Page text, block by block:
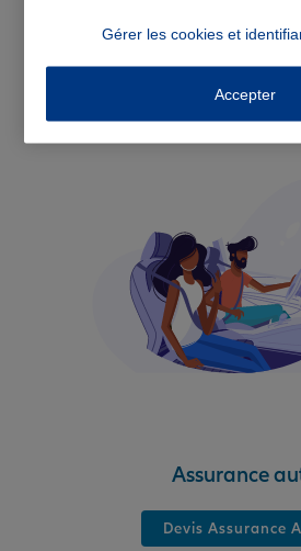
solutions
Assurance
Devis Assurance
Gérer les cookies et
Accepter